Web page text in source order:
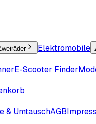
Elektromobile
E-Scooter Finder
& UmtauschAGB